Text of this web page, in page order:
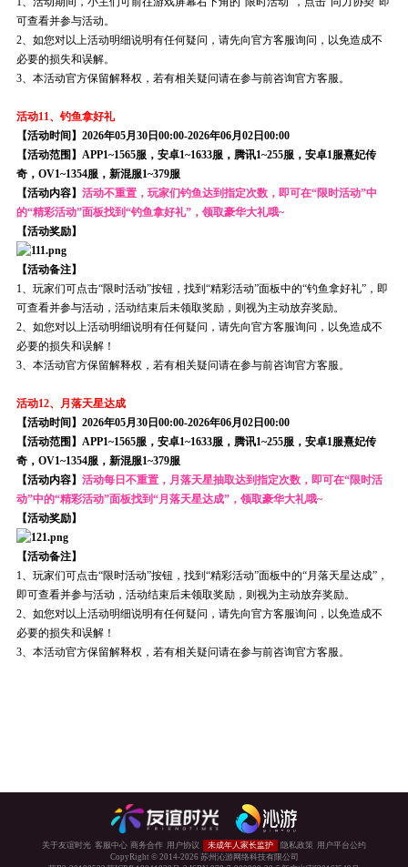
可查看并参与活动。
2、如您对以上活动明细说明有任何疑问，请先向官方客服询问，以免造成不
必要的损失和误解。
3、本活动官方保留解释权，若有相关疑问请在参与前咨询官方客服。
活动11、钓鱼拿好礼
【活动时间】2026年05月30日00:00-2026年06月02日00:00
【活动范围】APP1~1565服，安卓1~1633服，腾讯1~255服，安卓1服熹妃传
奇，OV1~1354服，新混服1~379服
【活动内容】 活动不重置，玩家们钓鱼达到指定次数，即可在“限时活动”中
的“精彩活动”面板找到“钓鱼拿好礼”，领取豪华大礼哦~
【活动奖励】
【活动备注】
1、玩家们可点击“限时活动”按钮，找到“精彩活动”面板中的“钓鱼拿好礼”，即
可查看并参与活动，活动结束后未领取奖励，则视为主动放弃奖励。
2、如您对以上活动明细说明有任何疑问，请先向官方客服询问，以免造成不
必要的损失和误解！
3、本活动官方保留解释权，若有相关疑问请在参与前咨询官方客服。
活动12、月落天星达成
【活动时间】2026年05月30日00:00-2026年06月02日00:00
【活动范围】APP1~1565服，安卓1~1633服，腾讯1~255服，安卓1服熹妃传
奇，OV1~1354服，新混服1~379服
【活动内容】 活动每日不重置，月落天星抽取达到指定次数，即可在“限时活
动”中的“精彩活动”面板找到“月落天星达成”，领取豪华大礼哦~
【活动奖励】
【活动备注】
1、玩家们可点击“限时活动”按钮，找到“精彩活动”面板中的“月落天星达成”，
即可查看并参与活动，活动结束后未领取奖励，则视为主动放弃奖励。
2、如您对以上活动明细说明有任何疑问，请先向官方客服询问，以免造成不
必要的损失和误解！
3、本活动官方保留解释权，若有相关疑问请在参与前咨询官方客服。
关于友谊时光 客服中心 商务合作 用户协议 未成年人家长监护 隐私政策 用户平台公约
CopyRight © 2014-2026 苏州沁游网络科技有限公司